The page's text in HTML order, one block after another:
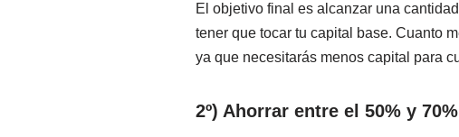
El objetivo final es alcanzar una
tener que tocar tu capital base. Cuanto
ya que necesitarás menos capital para
2º) Ahorrar entre el 50% y